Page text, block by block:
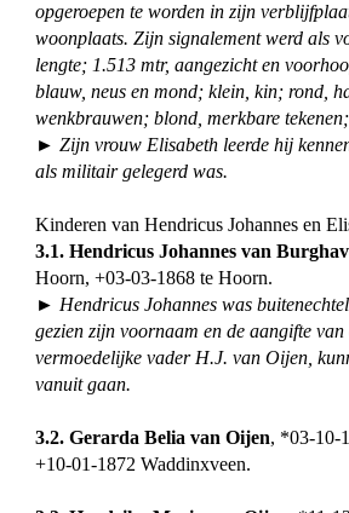
opgeroepen te worden in zijn
woonplaats. Zijn signalement werd als
lengte; 1.513 mtr, aangezicht en
blauw, neus en mond; klein, kin; rond,
wenkbrauwen; blond, merkbare
► Zijn vrouw Elisabeth leerde hij
als militair gelegerd was.
Kinderen van Hendricus Johannes en
3.1. Hendricus Johannes van
Hoorn, +03-03-1868 te Hoorn.
► Hendricus Johannes was
gezien zijn voornaam en de aangifte
vermoedelijke vader H.J. van Oijen,
vanuit gaan.
3.2. Gerarda Belia van Oijen, *03-10-
+10-01-1872 Waddinxveen.